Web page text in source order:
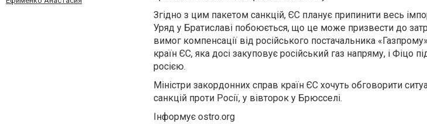
Згідно з цим пакетом санкцій, ЄС планує припинити весь
Уряд у Братиславі побоюється, що це може призвести до
вимог компенсації від російського постачальника
країн ЄС, яка досі закуповує російський газ напряму, і Фіцо
росією.
Міністри закордонних справ країн ЄС хочуть обговорити
санкцій проти Росії, у вівторок у Брюсселі.
Інформує ostro.org